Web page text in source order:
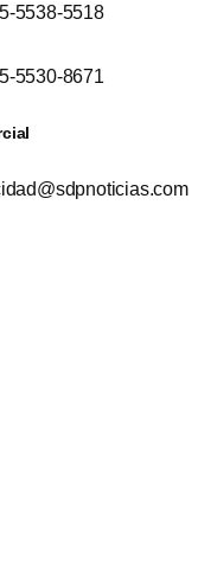
5538-5518
5530-8671